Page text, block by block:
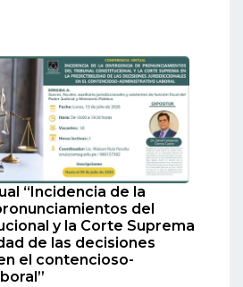
“Incidencia de la
del
y la Corte Suprema
de las decisiones
el contencioso-